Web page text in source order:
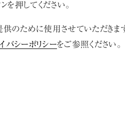
押してください。
のために使用させていただきま
バシーポリシーをご参照ください。